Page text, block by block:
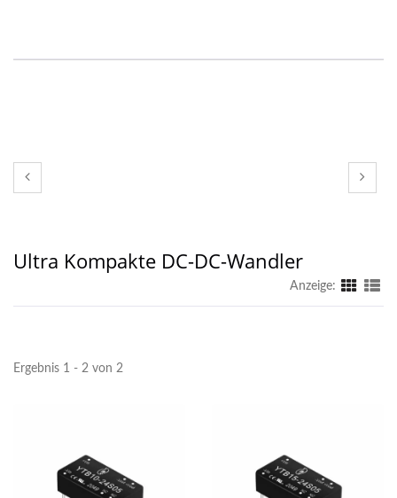
Ultra Kompakte DC-DC-Wandler
Anzeige:
Ergebnis 1 - 2 von 2